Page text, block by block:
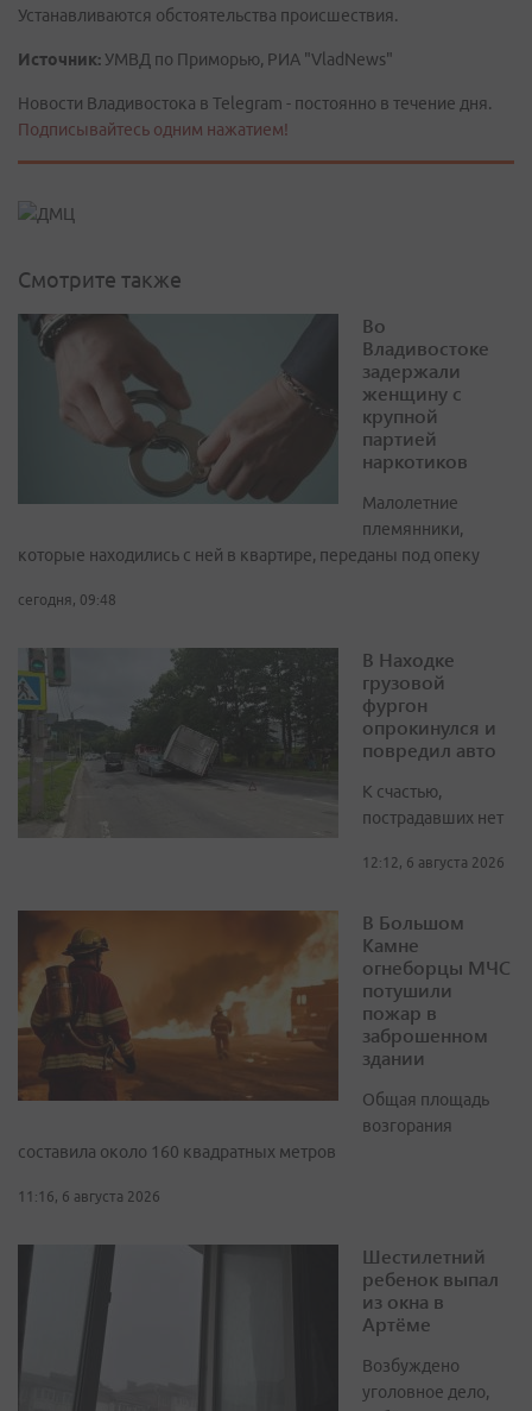
Устанавливаются обстоятельства происшествия.
Источник: УМВД по Приморью, РИА "VladNews"
Новости Владивостока в Telegram - постоянно в течение дня.
Подписывайтесь одним нажатием!
Смотрите также
Во
Владивостоке
задержали
женщину с
крупной
партией
наркотиков
Малолетние
племянники,
которые находились с ней в квартире, переданы под опеку
сегодня, 09:48
В Находке
грузовой
фургон
опрокинулся и
повредил авто
К счастью,
пострадавших нет
12:12, 6 августа 2026
В Большом
Камне
огнеборцы МЧС
потушили
пожар в
заброшенном
здании
Общая площадь
возгорания
составила около 160 квадратных метров
11:16, 6 августа 2026
Шестилетний
ребенок выпал
из окна в
Артёме
Возбуждено
уголовное дело,